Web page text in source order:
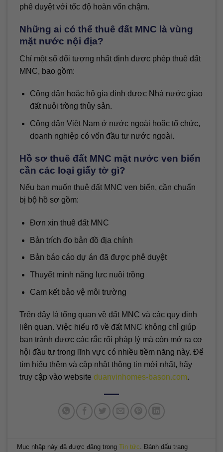
phê duyệt với tốc độ hoàn vốn chậm.
Những ai có thể thuê đất MNC là vùng
mặt nước nội địa?
Chỉ một số đối tượng nhất định được phép thuê đất
MNC, bao gồm:
Công dân hoặc hộ gia đình được Nhà nước giao
đất nuôi trồng thủy sản.
Công dân Việt Nam ở nước ngoài hoặc tổ chức,
doanh nghiệp có vốn đầu tư nước ngoài.
Hồ sơ thuê đất MNC mặt nước ven biển
cần các loại giấy tờ gì?
Nếu bạn muốn thuê đất MNC ven biển, cần chuẩn
bị bộ hồ sơ gồm:
Đơn xin thuê đất MNC
Bản trích đo bản đồ địa chính
Bản báo cáo dự án đã được phê duyệt
Thuyết minh năng lực nuôi trồng
Cam kết bảo vệ môi trường
Trên đây là tổng quan về đất MNC và các quy định
liên quan. Việc hiểu rõ về đất MNC không chỉ giúp
bạn tránh được các rắc rối pháp lý mà còn mở ra cơ
hội đầu tư trong lĩnh vực có nhiều tiềm năng này. Để
tìm hiểu thêm và cập nhật thông tin mới nhất, hãy
truy cập vào website duanvinhomes-bason.com.
Mục nhập này đã được đăng trongTin tức . Đánh dấu trang